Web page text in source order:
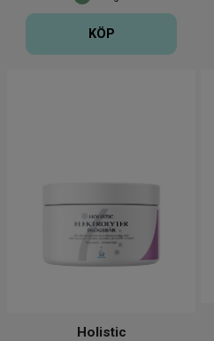
KÖP
Holistic